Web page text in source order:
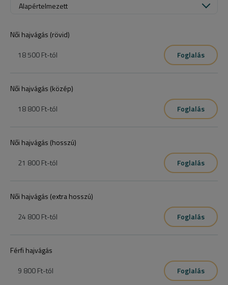
Alapértelmezett
Női hajvágás (rövid)
18 500 Ft-tól Foglalás
Női hajvágás (közép)
18 800 Ft-tól Foglalás
Női hajvágás (hosszú)
21 800 Ft-tól Foglalás
Női hajvágás (extra hosszú)
24 800 Ft-tól Foglalás
Férfi hajvágás
9 800 Ft-tól Foglalás